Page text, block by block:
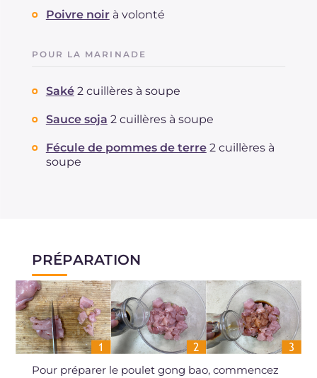
Poivre noir à volonté
POUR LA MARINADE
Saké 2 cuillères à soupe
Sauce soja 2 cuillères à soupe
Fécule de pommes de terre 2 cuillères à
soupe
PRÉPARATION
Pour préparer le poulet gong bao, commencez